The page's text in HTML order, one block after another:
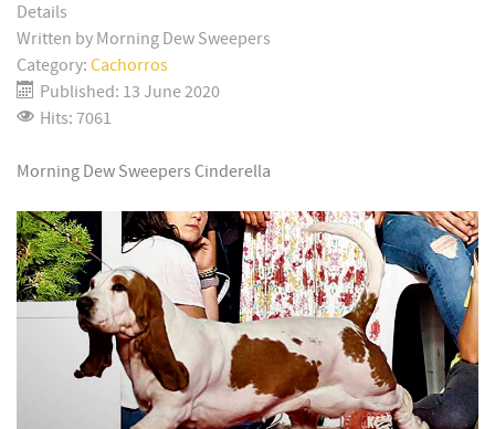
Details
Written by Morning Dew Sweepers
Category: Cachorros
Published: 13 June 2020
Hits: 7061
Morning Dew Sweepers Cinderella